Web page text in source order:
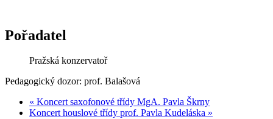
Pořadatel
Pražská konzervatoř
Pedagogický dozor: prof. Balašová
« Koncert saxofonové třídy MgA. Pavla Škrny
Koncert houslové třídy prof. Pavla Kudeláska »